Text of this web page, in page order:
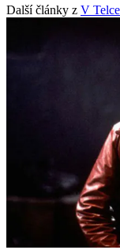
Další články z V Telce